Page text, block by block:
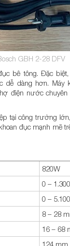
GBH 2-28 DFV
bê tông. Đặc
dễ dàng hơn.
điện nước chuyên
tại công trường
đục mạnh mẽ
820W
0 –
0 –
8 – 28
16 – 68
124 mm